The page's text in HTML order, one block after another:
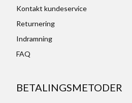
Kontakt kundeservice
Returnering
Indramning
FAQ
BETALINGSMETODER